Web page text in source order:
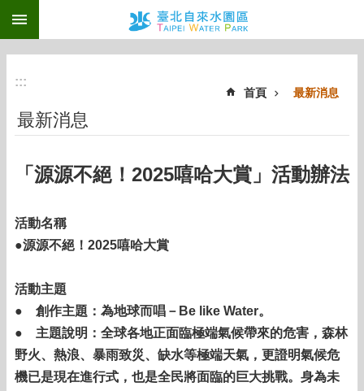
跳到主要內容區塊
:::
首頁 最新消息
最新消息
「源源不絕！2025嘻哈大賞」活動辦法
活動名稱
●源源不絕！2025嘻哈大賞
活動主題
● 創作主題：為地球而唱－Be like Water。
● 主題說明：全球各地正面臨極端氣候帶來的危害，森林
野火、熱浪、暴雨致災、缺水等極端天氣，更證明氣候危
機已是現在進行式，也是全民將面臨的巨大挑戰。身為未